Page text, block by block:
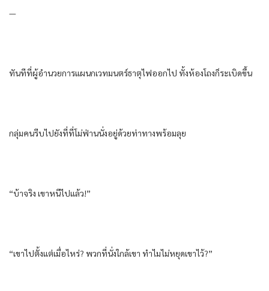
—
ทันทีที่ผู้อำนวยการแผนกเวทมนตร์ธาตุไฟออกไป ทั้งห้องโถงก็ระเบิดขึ้น
กลุ่มคนรีบไปยังที่ที่โม่ฟ่านนั่งอยู่ด้วยท่าทางพร้อมลุย
“บ้าจริง เขาหนีไปแล้ว!”
“เขาไปตั้งแต่เมื่อไหร่? พวกที่นั่งใกล้เขา ทำไมไม่หยุดเขาไว้?”